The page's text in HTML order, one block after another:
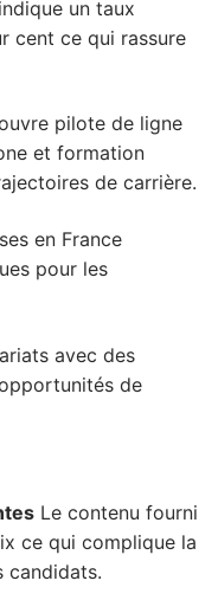
un taux
cent ce qui rassure
pilote de ligne
et formation
de carrière.
en France
pour les
avec des
de
Le contenu fourni
ce qui complique la
candidats.